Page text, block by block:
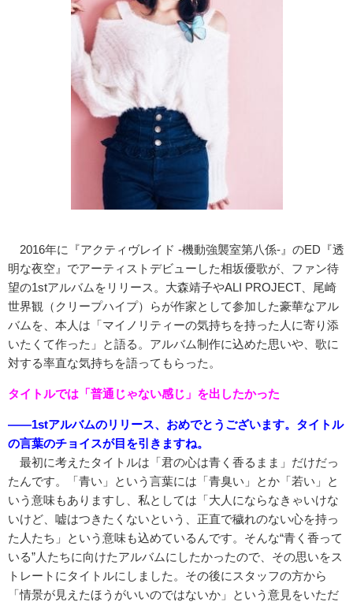
2016年に『アクティヴレイド -機動強襲室第八係-』のED『透
明な夜空』でアーティストデビューした相坂優歌が、ファン待
望の1stアルバムをリリース。大森靖子やALI PROJECT、尾崎
世界観（クリープハイプ）らが作家として参加した豪華なアル
バムを、本人は「マイノリティーの気持ちを持った人に寄り添
いたくて作った」と語る。アルバム制作に込めた思いや、歌に
対する率直な気持ちを語ってもらった。
タイトルでは「普通じゃない感じ」を出したかった
――1stアルバムのリリース、おめでとうございます。タイトル
の言葉のチョイスが目を引きますね。
最初に考えたタイトルは「君の心は青く香るまま」だけだっ
たんです。「青い」という言葉には「青臭い」とか「若い」と
いう意味もありますし、私としては「大人にならなきゃいけな
いけど、嘘はつきたくないという、正直で穢れのない心を持っ
た人たち」という意味も込めているんです。そんな“青く香って
いる”人たちに向けたアルバムにしたかったので、その思いをス
トレートにタイトルにしました。その後にスタッフの方から
「情景が見えたほうがいいのではないか」という意見をいただ